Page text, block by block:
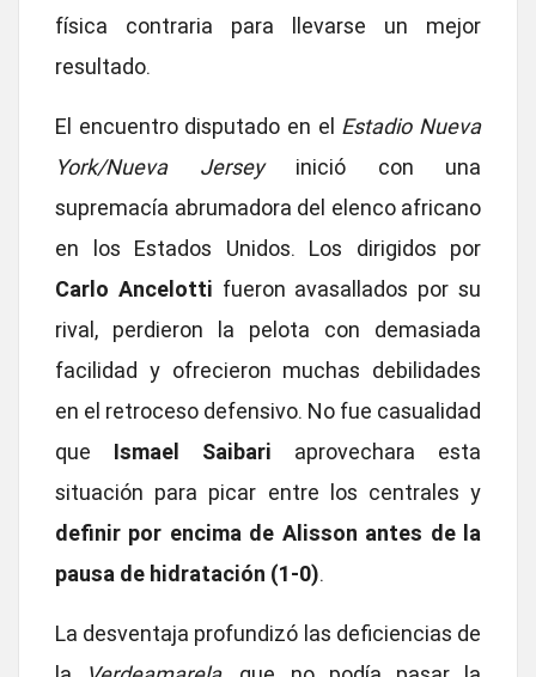
física contraria para llevarse un mejor
resultado.
El encuentro disputado en el Estadio Nueva
York/Nueva Jersey
inició con una
supremacía abrumadora del elenco africano
en los Estados Unidos. Los dirigidos por
Carlo Ancelotti fueron avasallados por su
rival, perdieron la pelota con demasiada
facilidad y ofrecieron muchas debilidades
en el retroceso defensivo. No fue casualidad
que
Ismael Saibari
aprovechara esta
situación para picar entre los centrales y
definir por encima de Alisson antes de la
pausa de hidratación (1-0).
La desventaja profundizó las deficiencias de